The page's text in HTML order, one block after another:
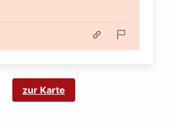
zur Karte